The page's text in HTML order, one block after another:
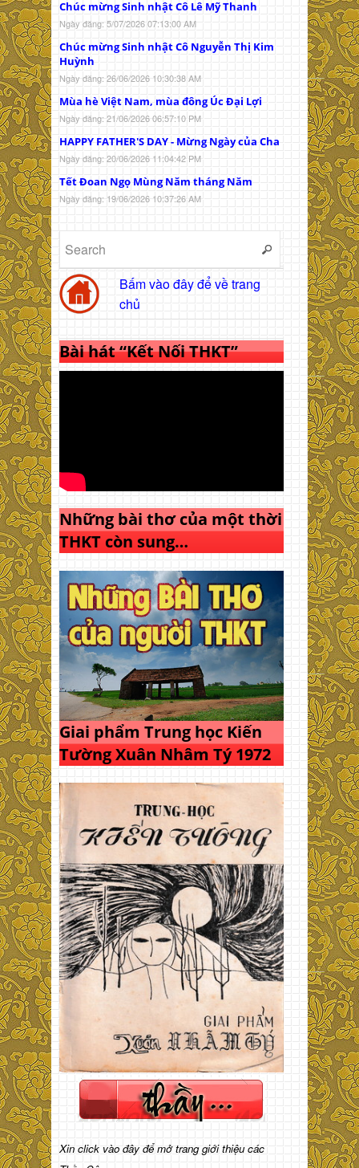
Chúc mừng Sinh nhật Cô Lê Mỹ Thanh
Ngày đăng: 5/07/2026 07:13:00 AM
Chúc mừng Sinh nhật Cô Nguyễn Thị Kim
Huỳnh
Ngày đăng: 26/06/2026 10:30:38 AM
Mùa hè Việt Nam, mùa đông Úc Đại Lợi
Ngày đăng: 21/06/2026 06:57:10 PM
HAPPY FATHER'S DAY - Mừng Ngày của Cha
Ngày đăng: 20/06/2026 11:04:42 PM
Tết Đoan Ngọ Mùng Năm tháng Năm
Ngày đăng: 19/06/2026 10:37:26 AM
Bấm vào đây để về trang
chủ
Bài hát “Kết Nối THKT”
Những bài thơ của một thời
THKT còn sung…
Giai phẩm Trung học Kiến
Tường Xuân Nhâm Tý 1972
Xin click vào đây để mở trang giới thiệu các